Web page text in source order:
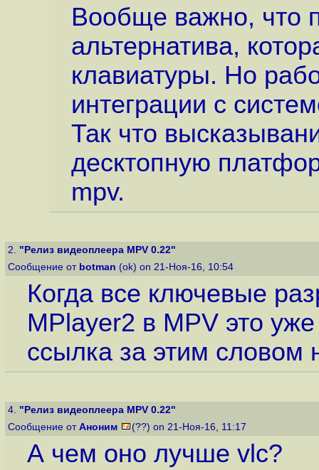
Вообще важно, что
альтернатива,
клавиатуры. Но
интеграции с
Так что
десктопную
mpv.
2. "Релиз видеоплеера MPV 0.22"
Сообщение от botman (ok) on 21-Ноя-16, 10:54
Когда все ключевые
MPlayer2 в MPV это
ссылка за этим словом
4. "Релиз видеоплеера MPV 0.22"
Сообщение от Аноним (??) on 21-Ноя-16, 11:17
А чем оно лучше vlc?